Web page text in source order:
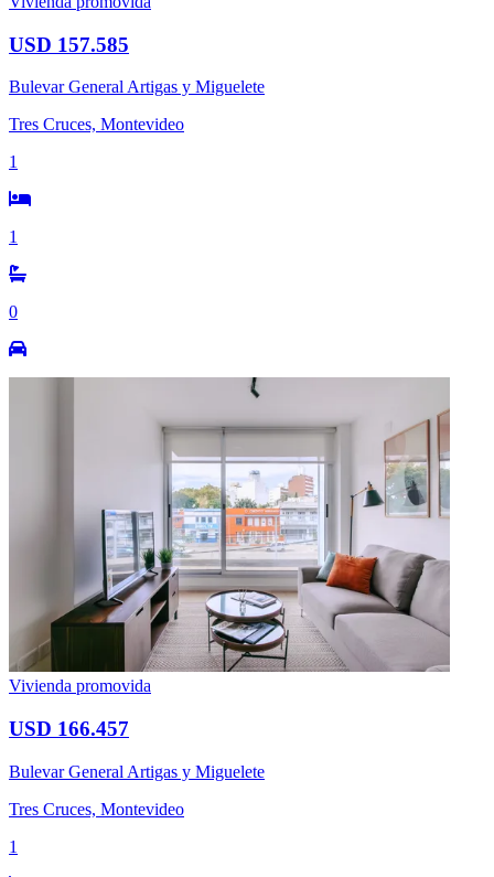
USD 157.585
Bulevar General Artigas y Miguelete
Tres Cruces, Montevideo
1
1
0
Vivienda promovida
USD 166.457
Bulevar General Artigas y Miguelete
Tres Cruces, Montevideo
1